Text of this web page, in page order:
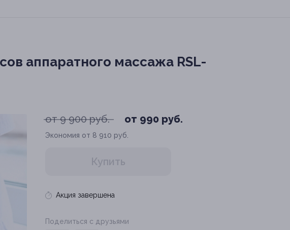
аппаратного массажа RSL-
от 9 900 руб. от 990 руб.
Экономия от 8 910 руб.
Купить
Акция завершена
Поделиться с друзьями